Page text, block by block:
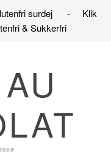
surdej - Klik
& Sukkerfri